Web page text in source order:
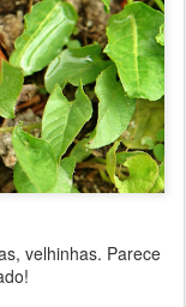
velhinhas. Parece